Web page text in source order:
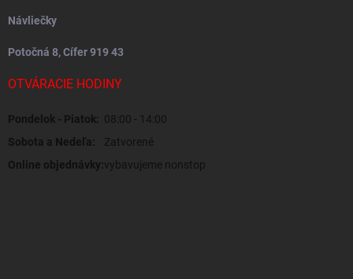
Návliečky
Potočná 8, Cífer 919 43
OTVÁRACIE HODINY
Pondelok - Piatok: 08:00 - 14:00
Sobota a Nedeľa:
Zatvorené
Online objednávky:vybavujeme nonstop